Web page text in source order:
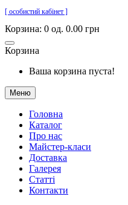
[ особистий кабінет ]
Корзина: 0 од. 0.00 грн
Корзина
Ваша корзина пуста!
Меню
Головна
Каталог
Про нас
Майстер-класи
Доставка
Галерея
Статтi
Контакти